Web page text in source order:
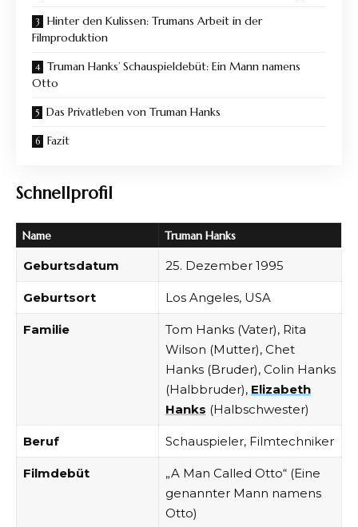
Hinter den Kulissen: Trumans Arbeit in der
Filmproduktion
Truman Hanks’ Schauspieldebüt: Ein Mann namens
Otto
Das Privatleben von Truman Hanks
Fazit
Schnellprofil
Name Truman Hanks
Geburtsdatum 25. Dezember 1995
Geburtsort Los Angeles, USA
Familie
Tom Hanks (Vater), Rita
Wilson (Mutter), Chet
Hanks (Bruder), Colin Hanks
(Halbbruder), Elizabeth
Hanks (Halbschwester)
Beruf Schauspieler, Filmtechniker
Filmdebüt
„A Man Called Otto“ (Eine
genannter Mann namens
Otto)